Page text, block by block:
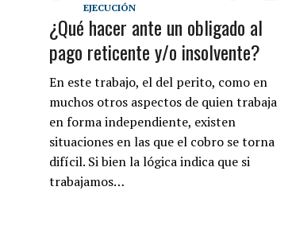
EJECUCIÓN
¿Qué hacer ante un obligado al
pago reticente y/o insolvente?
En este trabajo, el del perito, como en
muchos otros aspectos de quien trabaja
en forma independiente, existen
situaciones en las que el cobro se torna
difícil. Si bien la lógica indica que si
trabajamos…